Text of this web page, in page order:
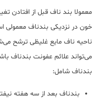
معمولا بند ناف قبل از افتادن
خون در نزدیکی بندناف معمولی
ناحیه ناف مایع غلیظی ترشح
می‌تواند علائم عفونت بندناف
بندناف شامل:
بندناف بعد از سه هفته